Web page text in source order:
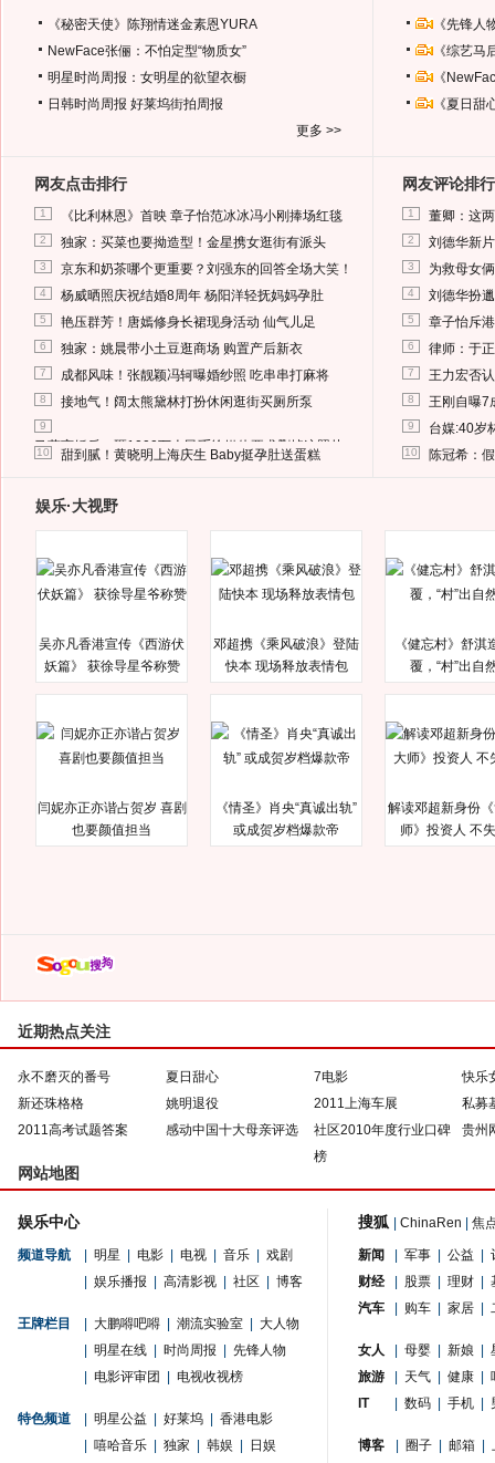
《秘密天使》陈翔情迷金素恩YURA
NewFace张俪：不怕定型“物质女”
明星时尚周报：女明星的欲望衣橱
日韩时尚周报 好莱坞街拍周报
更多 >>
《先锋
《综艺
《
《夏日
网友点击排行
1 《比利林恩》首映 章子怡范冰冰冯小刚捧场红毯
2 独家：买菜也要拗造型！金星携女逛街有派头
3 京东和奶茶哪个更重要？刘强东的回答全场大笑！
4 杨威晒照庆祝结婚8周年 杨阳洋轻抚妈妈孕肚
5 艳压群芳！唐嫣修身长裙现身活动 仙气儿足
6 独家：姚晨带小土豆逛商场 购置产后新衣
7 成都风味！张靓颖冯轲曝婚纱照 吃串串打麻将
8 接地气！阔太熊黛林打扮休闲逛街买厕所泵
9
马蓉离婚后，砸1000万人民币给媒体要求删掉这照片
10 甜到腻！黄晓明上海庆生 Baby挺孕肚送蛋糕
网友评论排行
1 董卿：这
2 刘德华新
3 为救母女
4 刘德华扮
5 章子怡斥
6 律师：于
7 王力宏否
8 王刚自曝7
9 台媒:40岁
10 陈冠希：
娱乐·大视野
吴亦凡香港宣传《西游伏
妖篇》 获徐导星爷称赞
邓超携《乘风破浪》登陆
快本 现场释放表情包
《健忘村》舒淇
覆，“村”出自
闫妮亦正亦谐占贺岁 喜剧
也要颜值担当
《情圣》肖央“真诚出轨”
或成贺岁档爆款帝
解读邓超新身份
师》投资人 不
近期热点关注
永不磨灭的番号 夏日甜心 7电影
快乐
新还珠格格
姚明退役 2011上海车展
私募
2011高考试题答案
感动中国十大母亲评选
社区2010年度行业口碑
榜
贵州
网站地图
娱乐中心
频道导航 明星 电影 电视 音乐
戏剧
娱乐播报 高清影视 社区 博客
王牌栏目 大鹏嘚吧嘚 潮流实验室
大人物
明星在线 时尚周报
先锋人物
电影评审团 电视收视榜
特色频道 明星公益 好莱坞
香港电影
嘻哈音乐 独家 韩娱 日娱
搜狐 ChinaRen 焦
新闻 军事 公益
财经
股票 理财
汽车
购车 家居
女人 母婴 新娘
旅游
天气 健康
IT
数码 手机
博客 圈子 邮箱